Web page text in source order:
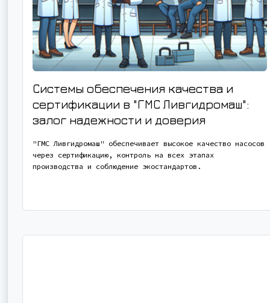
Системы обеспечения качества и
сертификации в "ГМС Ливгидромаш":
залог надежности и доверия
"ГМС Ливгидромаш" обеспечивает высокое качество насосов
через сертификацию, контроль на всех этапах
производства и соблюдение экостандартов.